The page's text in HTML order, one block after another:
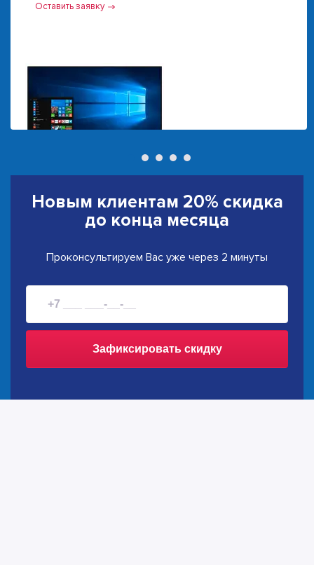
Оставить заявку
Новым клиентам 20% скидка
до конца месяца
Проконсультируем Вас уже через 2 минуты
Зафиксировать скидку